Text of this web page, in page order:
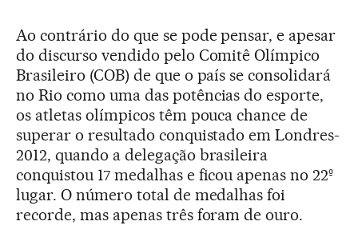
Ao contrário do que se pode pensar, e apesar
do discurso vendido pelo Comitê Olímpico
Brasileiro (COB) de que o país se consolidará
no Rio como uma das potências do esporte,
os atletas olímpicos têm pouca chance de
superar o resultado conquistado em Londres-
2012, quando a delegação brasileira
conquistou 17 medalhas e ficou apenas no 22º
lugar. O número total de medalhas foi
recorde, mas apenas três foram de ouro.